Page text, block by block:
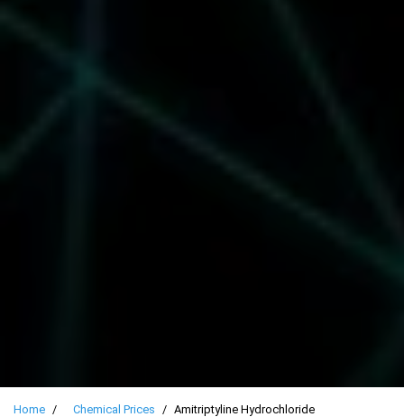
Home Chemical Prices Amitriptyline Hydrochloride